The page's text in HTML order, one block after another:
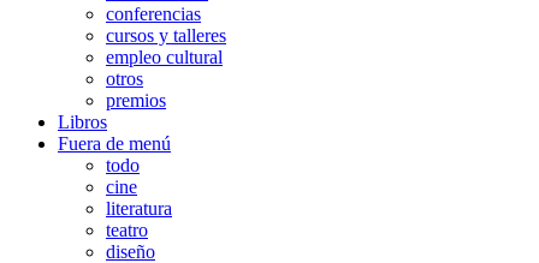
conferencias
cursos y talleres
empleo cultural
otros
premios
Libros
Fuera de menú
todo
cine
literatura
teatro
diseño